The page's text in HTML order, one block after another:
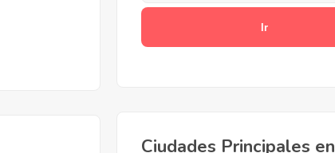
Ciudades Principales en